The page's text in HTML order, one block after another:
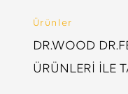
Ürünler
DR.WOOD
ÜRÜNLERİ İLE